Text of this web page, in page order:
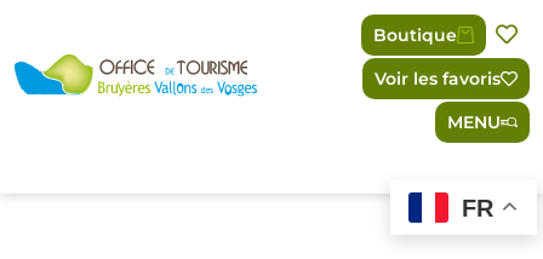
Boutique
Voir les favoris
MENU
FR